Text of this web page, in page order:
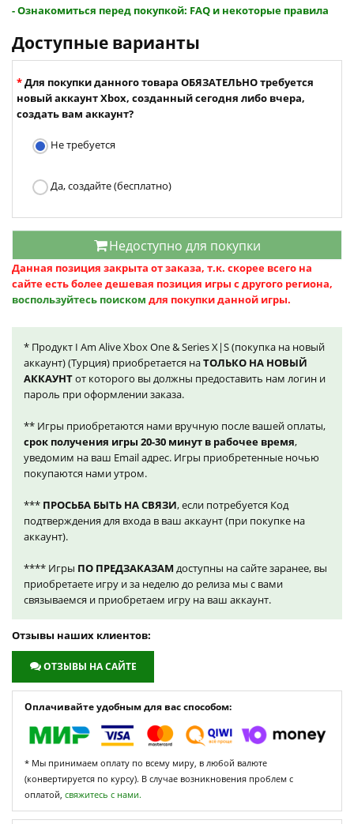
- Ознакомиться перед покупкой: FAQ и некоторые правила
Доступные варианты
Для покупки данного товара ОБЯЗАТЕЛЬНО требуется
новый аккаунт Xbox, созданный сегодня либо вчера,
создать вам аккаунт?
Не требуется
Да, создайте (бесплатно)
Недоступно для покупки
Данная позиция закрыта от заказа, т.к. скорее всего на
сайте есть более дешевая позиция игры с другого региона,
воспользуйтесь поиском для покупки данной игры.
* Продукт I Am Alive Xbox One & Series X|S (покупка на новый
аккаунт) (Турция) приобретается наТОЛЬКО НА НОВЫЙ
АККАУНТот которого вы должны предоставить нам логин и
пароль при оформлении заказа.
** Игры приобретаются нами вручную после вашей оплаты,
срок получения игры 20-30 минут в рабочее время,
уведомим на ваш Email адрес. Игры приобретенные ночью
покупаются нами утром.
*** ПРОСЬБА БЫТЬ НА СВЯЗИ, если потребуется Код
подтверждения для входа в ваш аккаунт (при покупке на
аккаунт).
**** Игры ПО ПРЕДЗАКАЗАМ доступны на сайте заранее, вы
приобретаете игру и за неделю до релиза мы с вами
связываемся и приобретаем игру на ваш аккаунт.
Отзывы наших клиентов:
ОТЗЫВЫ НА САЙТЕ
Оплачивайте удобным для вас способом:
* Мы принимаем оплату по всему миру, в любой валюте
(конвертируется по курсу). В случае возникновения проблем с
оплатой, свяжитесь с нами.